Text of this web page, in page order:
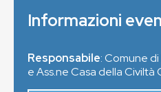
Informazioni
Responsabile: Comune
e Ass.ne Casa della